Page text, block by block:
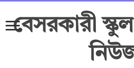
বেসরকারী